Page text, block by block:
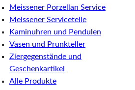
Meissener Porzellan Service
Meissener Serviceteile
Kaminuhren und Pendulen
Vasen und Prunkteller
Ziergegenstände und
Geschenkartikel
Alle Produkte